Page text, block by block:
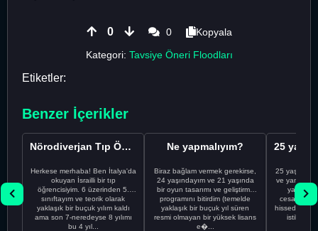
0 0
Kopyala
Kategori: Tavsiye Öneri Floodları
Etiketler:
Benzer İçerikler
Nörodiverjan Tıp Öğrencisi Yeni Bir Yol Arıyor
Herkese merhaba! Ben İtalya'da
okuyan İsrailli bir tıp
öğrencisiyim. 6 üzerinden 5.
sınıftayım ve teorik olarak
yaklaşık bir buçuk yılım kaldı
ama son 7-neredeyse 8 yılımı
bu 4 yıl...
Ne yapmalıyım?
Biraz bağlam vermek gerekirse,
24 yaşındayım ve 21 yaşında
bir oyun tasarımı ve geliştirme
programını bitirdim (temelde
yaklaşık bir buçuk yıl süren
resmi olmayan bir yüksek lisans
e�...
25
ve yanlış
cesaretimin